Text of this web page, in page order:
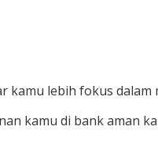
kamu lebih fokus dalam
kamu di bank aman